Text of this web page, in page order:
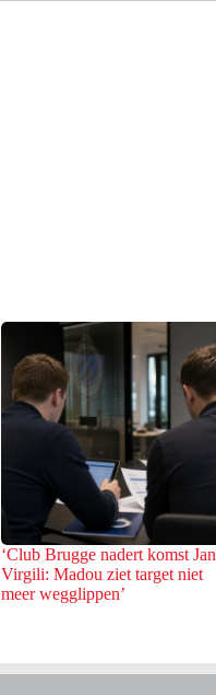
‘Club Brugge nadert komst Jan
Virgili: Madou ziet target niet
meer wegglippen’